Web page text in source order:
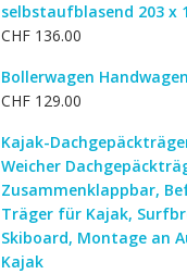
selbstaufblasend 203 x
CHF 136.00
Bollerwagen
CHF 129.00
Kajak-
Weicher
Zusammenklappbar,
Träger für Kajak,
Skiboard, Montage an
Kajak